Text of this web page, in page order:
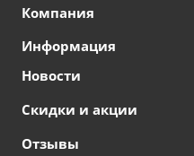
Компания
Информация
Новости
Скидки и акции
Отзывы